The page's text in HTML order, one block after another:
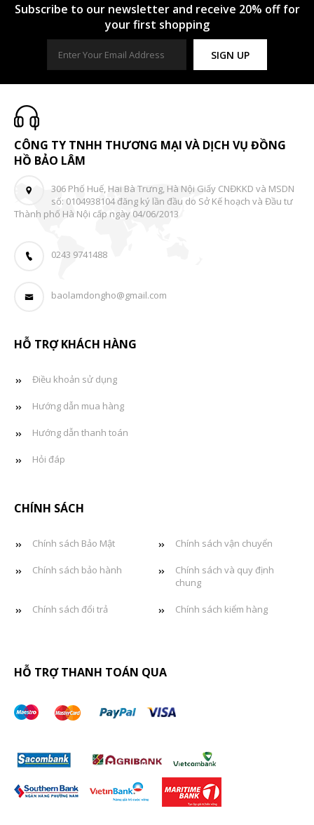
Subscribe to our newsletter and receive 20% off for
your first shopping
SIGN UP
CÔNG TY TNHH THƯƠNG MẠI VÀ DỊCH VỤ ĐỒNG
HỒ BẢO LÂM
306 Phố Huế, Hai Bà Trưng, Hà Nội Giấy CNĐKKD và MSDN
số: 0104938104 đăng ký lần đầu do Sở Kế hoạch và Đầu tư
Thành phố Hà Nội cấp ngày 04/06/2013
0243 9741488
baolamdongho@gmail.com
HỖ TRỢ KHÁCH HÀNG
Điều khoản sử dụng
Hướng dẫn mua hàng
Hướng dẫn thanh toán
Hỏi đáp
CHÍNH SÁCH
Chính sách Bảo Mật Chính sách vận chuyển
Chính sách bảo hành
Chính sách và quy định
chung
Chính sách đổi trả Chính sách kiểm hàng
HỖ TRỢ THANH TOÁN QUA